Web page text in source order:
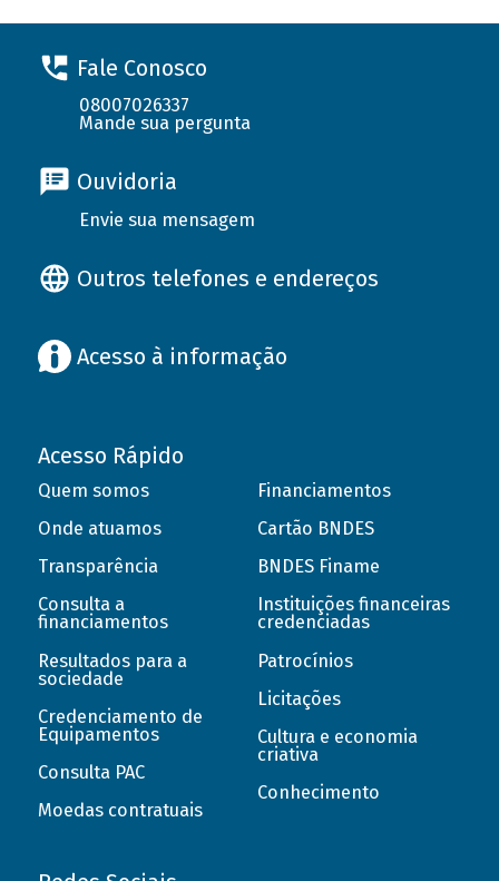
Fale Conosco
08007026337
Mande sua pergunta
Ouvidoria
Envie sua mensagem
Outros telefones e endereços
Acesso à informação
Acesso Rápido
Quem somos
Onde atuamos
Transparência
Consulta a
financiamentos
Resultados para a
sociedade
Credenciamento de
Equipamentos
Consulta PAC
Moedas contratuais
Financiamentos
Cartão BNDES
BNDES Finame
Instituições financeiras
credenciadas
Patrocínios
Licitações
Cultura e economia
criativa
Conhecimento